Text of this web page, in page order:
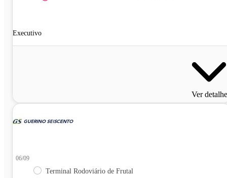
Executivo
Ver
06/09
Terminal Rodoviário de Frutal